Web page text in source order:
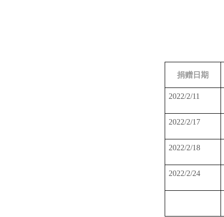
捐赠日期
2022/2/11
2022/2/17
2022/2/18
2022/2/24